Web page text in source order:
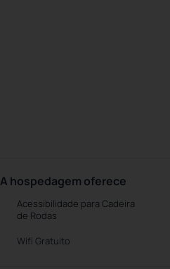
A hospedagem oferece
Acessibilidade para Cadeira
de Rodas
Wifi Gratuito